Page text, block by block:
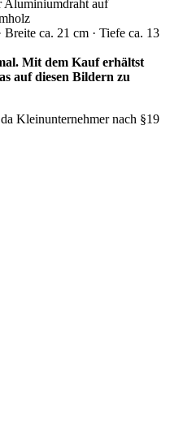
Aluminiumdraht auf
ca. 21 cm · Tiefe ca. 13
Mit dem Kauf erhältst
auf diesen Bildern zu
Kleinunternehmer nach §19